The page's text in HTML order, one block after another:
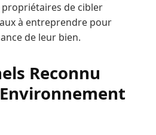
de cibler
à entreprendre pour
de leur bien.
Reconnu